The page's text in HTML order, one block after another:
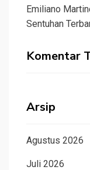
Emiliano
Sentuhan
Komentar
Arsip
Agustus 2026
Juli 2026